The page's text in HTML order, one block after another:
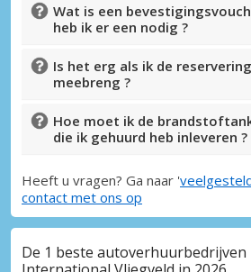
Wat is een
heb ik er een nodig ?
Is het erg als ik de
meebreng ?
Hoe moet ik de
die ik gehuurd heb inleveren ?
Heeft u vragen? Ga naar '
contact met ons op
De 1 beste autoverhuurbedrijven